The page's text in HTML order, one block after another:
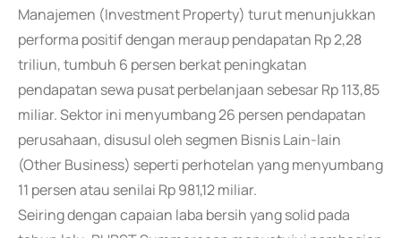
Manajemen (Investment Property) turut menunjukkan
performa positif dengan meraup pendapatan Rp 2,28
triliun, tumbuh 6 persen berkat peningkatan
pendapatan sewa pusat perbelanjaan sebesar Rp 113,85
miliar. Sektor ini menyumbang 26 persen pendapatan
perusahaan, disusul oleh segmen Bisnis Lain-lain
(Other Business) seperti perhotelan yang menyumbang
11 persen atau senilai Rp 981,12 miliar.
Seiring dengan capaian laba bersih yang solid pada